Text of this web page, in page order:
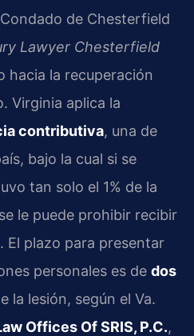
de Chesterfield
Lawyer Chesterfield
hacia la recuperación
Virginia aplica la
contributiva, una de
bajo la cual si se
tan solo el 1% de la
le puede prohibir recibir
El plazo para presentar
personales es de dos
la lesión, según el Va.
Offices Of SRIS, P.C.,